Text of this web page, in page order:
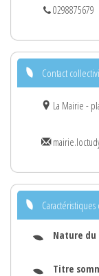
0298875679
Contact
La Mairie -
Nature du
Titre